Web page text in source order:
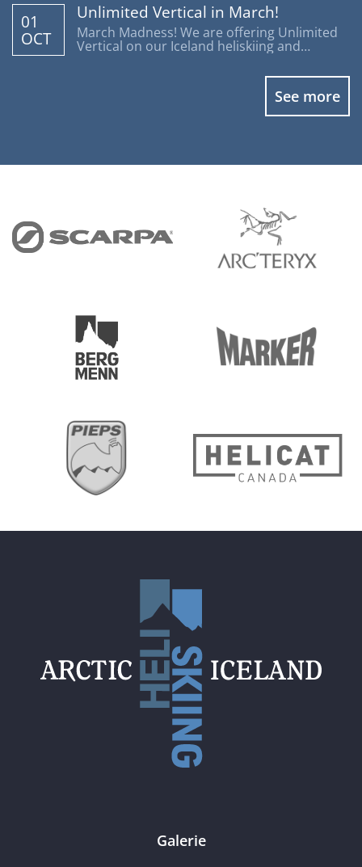
01
OCT
Unlimited Vertical in March!
March Madness! We are offering Unlimited
Vertical on our Iceland heliskiing and
See more
Galerie